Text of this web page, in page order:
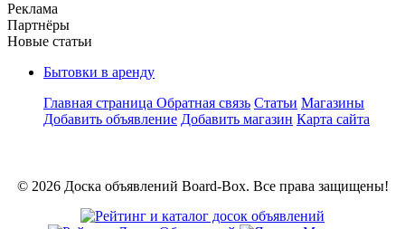
Реклама
Партнёры
Новые статьи
Бытовки в аренду
Главная страница Обратная связь Статьи Магазины
Добавить объявление Добавить магазин Карта сайта
© 2026 Доска объявлений Board-Box. Все права защищены!